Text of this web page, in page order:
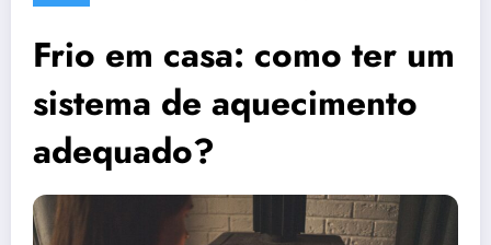
Frio em casa: como ter um
sistema de aquecimento
adequado?